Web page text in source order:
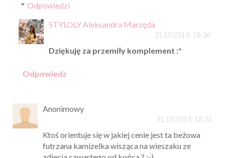
Odpowiedzi
STYLOLY Aleksandra Marzęda
31.10.2014, 18:36
Dziękuję za przemiły komplement :*
Odpowiedz
Anonimowy
31.10.2014, 18:31
Ktoś orientuje się w jakiej cenie jest ta beżowa
futrzana kamizelka wisząca na wieszaku ze